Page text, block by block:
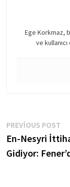
Ege Korkmaz,
ve
Yazı
gezinmesi
PREVIOUS POST
En-Nesyri
Gidiyor: